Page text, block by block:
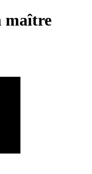
maître